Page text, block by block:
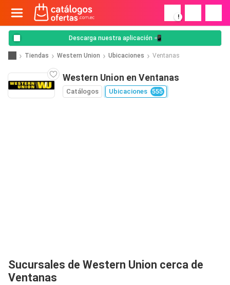
!
Descarga nuestra aplicación 📲
Tiendas Western Union Ubicaciones Ventanas
Western Union en Ventanas
Catálogos Ubicaciones 555
Sucursales de Western Union cerca de
Ventanas